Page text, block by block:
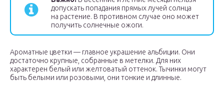
допускать попадания прямых лучей солнца
на растение. В противном случае оно может
получить солнечные ожоги.
Ароматные цветки — главное украшение альбиции. Они
достаточно крупные, собранные в метелки. Для них
характерен белый или желтоватый оттенок. Тычинки могут
быть белыми или розовыми, они тонкие и длинные.